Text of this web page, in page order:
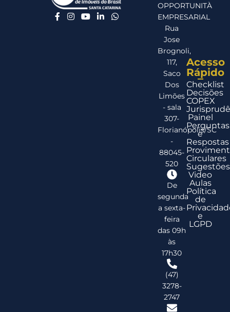
OPPORTUNITÀ
EMPRESARIAL
Rua
Jose
Brognoli,
117,
Saco
Dos
Limões
- sala
307-
Florianópolis/SC
-
88045-
520
De
segunda
a sexta-
feira
das 09h
às
17h30
(47)
3278-
2747
Acesso
Rápido
Checklist
Decisões
COPEX
Painel
Perguntas
e
Respostas
Circulares
Sugestões
Video
Aulas
Política
de
e
LGPD